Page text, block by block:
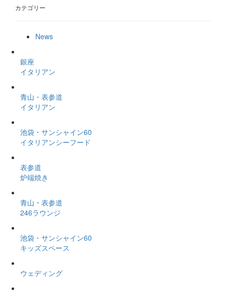
カテゴリー
News
銀座
イタリアン
青山・表参道
イタリアン
池袋・サンシャイン60
イタリアンシーフード
表参道
炉端焼き
青山・表参道
246ラウンジ
池袋・サンシャイン60
キッズスペース
ウェディング